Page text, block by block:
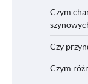
Czym
Czy
Czym